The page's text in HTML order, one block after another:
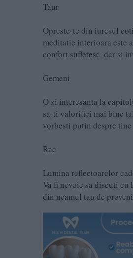
Taur
Opreste-te din iuresul
meditatie interioara este
confort sufletesc, dar si
Gemeni
O zi interesanta la
sa-ti valorifici mai bine
vorbesti putin despre
Rac
Lumina reflectoarelor
Va fi nevoie sa discuti
din neamul tau de